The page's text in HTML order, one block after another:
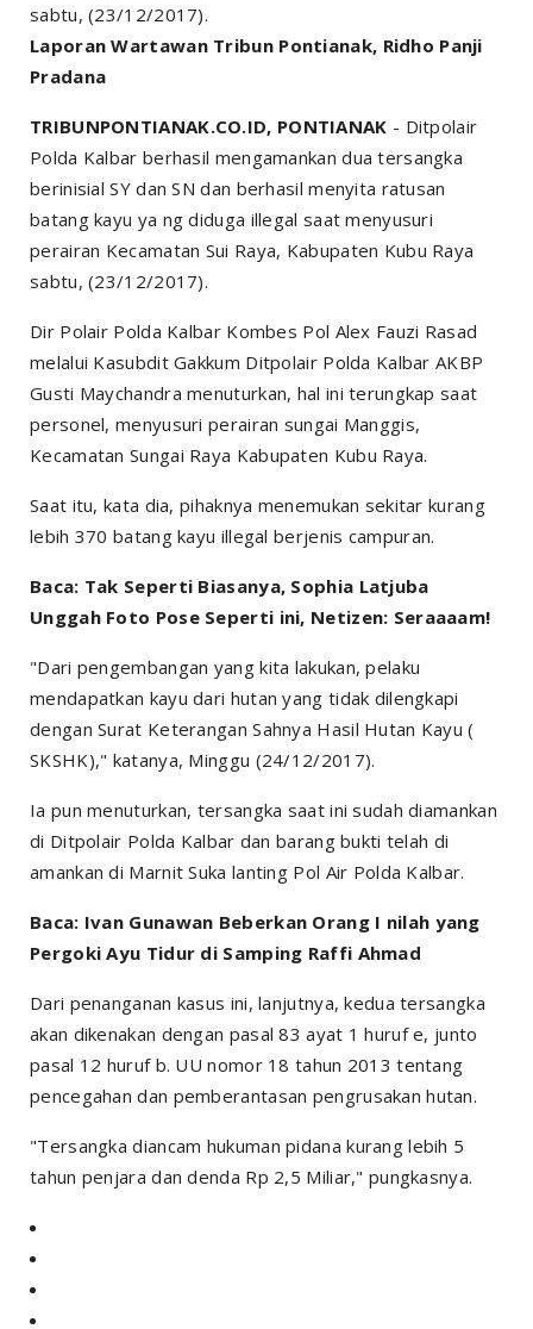
sabtu, (23/12/2017).
Laporan Wartawan Tribun Pontianak, Ridho Panji
Pradana
TRIBUNPONTIANAK.CO.ID, PONTIANAK - Ditpolair
Polda Kalbar berhasil mengamankan dua tersangka
berinisial SY dan SN dan berhasil menyita ratusan
batang kayu ya ng diduga illegal saat menyusuri
perairan Kecamatan Sui Raya, Kabupaten Kubu Raya
sabtu, (23/12/2017).
Dir Polair Polda Kalbar Kombes Pol Alex Fauzi Rasad
melalui Kasubdit Gakkum Ditpolair Polda Kalbar AKBP
Gusti Maychandra menuturkan, hal ini terungkap saat
personel, menyusuri perairan sungai Manggis,
Kecamatan Sungai Raya Kabupaten Kubu Raya.
Saat itu, kata dia, pihaknya menemukan sekitar kurang
lebih 370 batang kayu illegal berjenis campuran.
Baca: Tak Seperti Biasanya, Sophia Latjuba
Unggah Foto Pose Seperti ini, Netizen: Seraaaam!
"Dari pengembangan yang kita lakukan, pelaku
mendapatkan kayu dari hutan yang tidak dilengkapi
dengan Surat Keterangan Sahnya Hasil Hutan Kayu (
SKSHK)," katanya, Minggu (24/12/2017).
Ia pun menuturkan, tersangka saat ini sudah diamankan
di Ditpolair Polda Kalbar dan barang bukti telah di
amankan di Marnit Suka lanting Pol Air Polda Kalbar.
Baca: Ivan Gunawan Beberkan Orang I nilah yang
Pergoki Ayu Tidur di Samping Raffi Ahmad
Dari penanganan kasus ini, lanjutnya, kedua tersangka
akan dikenakan dengan pasal 83 ayat 1 huruf e, junto
pasal 12 huruf b. UU nomor 18 tahun 2013 tentang
pencegahan dan pemberantasan pengrusakan hutan.
"Tersangka diancam hukuman pidana kurang lebih 5
tahun penjara dan denda Rp 2,5 Miliar," pungkasnya.